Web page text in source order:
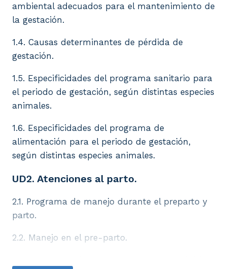
ambiental adecuados para el mantenimiento de
la gestación.
1.4. Causas determinantes de pérdida de
gestación.
1.5. Especificidades del programa sanitario para
el periodo de gestación, según distintas especies
animales.
1.6. Especificidades del programa de
alimentación para el periodo de gestación,
según distintas especies animales.
UD2. Atenciones al parto.
2.1. Programa de manejo durante el preparto y
parto.
2.2. Manejo en el pre-parto.